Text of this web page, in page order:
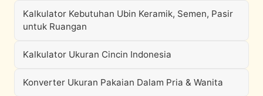
Kalkulator Kebutuhan Ubin Keramik, Semen, Pasir
untuk Ruangan
Kalkulator Ukuran Cincin Indonesia
Konverter Ukuran Pakaian Dalam Pria & Wanita